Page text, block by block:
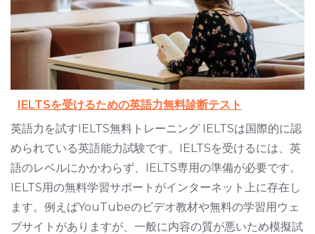
IELTSを受けるための英語力無料診断テスト
英語力を試すIELTS無料トレーニング IELTSは国際的に認
められている英語能力試験です。IELTSを受けるには、英
語のレベルにかかわらず、IELTS専用の準備が必要です。
IELTS用の無料学習サポートがインターネット上に存在し
ます。例えばYouTubeのビデオ教材や無料の学習用ウェ
ブサイトがありますが、一般に内容の質が悪いため模擬試